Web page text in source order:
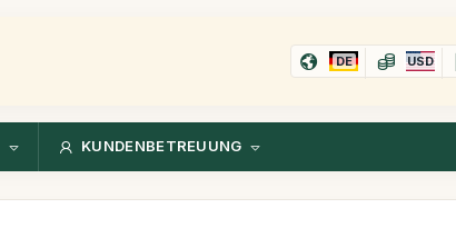
DE USD
KUNDENBETREUUNG